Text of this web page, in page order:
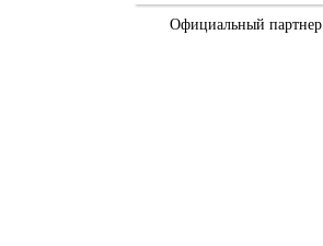
Официальный партнер